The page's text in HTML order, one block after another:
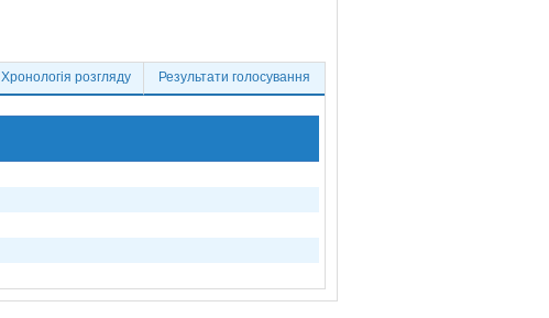
Хронологія розгляду Результати голосування